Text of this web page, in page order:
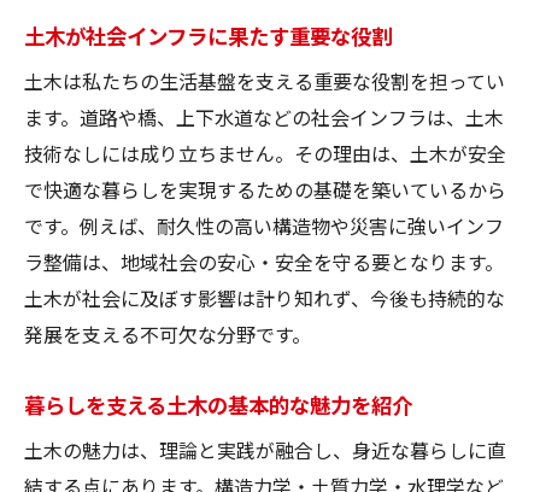
土木における三力の学び方と活用法とは
三力を知ることで土木の視野が広がる理由
基礎から理解する土木工学の重要性
土木の基礎知識が学習の出発点となる
基礎理論の理解が土木技術を支える理由
土木工学を基礎から学ぶメリットを解説
基礎の積み重ねが応用力を高める土木分野
工学基礎の知識が土木分野で活きる理由
土木が社会インフラに果たす重要な役割
土木は私たちの生活基盤を支える重要な役割を担ってい
ます。道路や橋、上下水道などの社会インフラは、土木
技術なしには成り立ちません。その理由は、土木が安全
で快適な暮らしを実現するための基礎を築いているから
です。例えば、耐久性の高い構造物や災害に強いインフ
ラ整備は、地域社会の安心・安全を守る要となります。
土木が社会に及ぼす影響は計り知れず、今後も持続的な
発展を支える不可欠な分野です。
暮らしを支える土木の基本的な魅力を紹介
土木の魅力は、理論と実践が融合し、身近な暮らしに直
結する点にあります。構造力学・土質力学・水理学など